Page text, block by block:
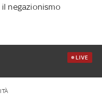
negazionismo
LIVE